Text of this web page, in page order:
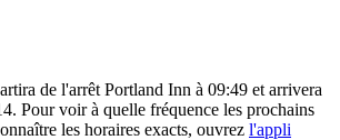
de l'arrêt Portland Inn à 09:49 et arrivera
Pour voir à quelle fréquence les prochains
les horaires exacts, ouvrez l'appli